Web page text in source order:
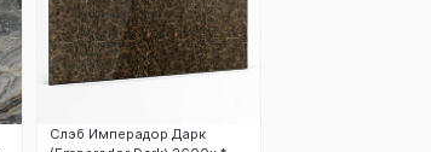
Слэб Имперадор Дарк